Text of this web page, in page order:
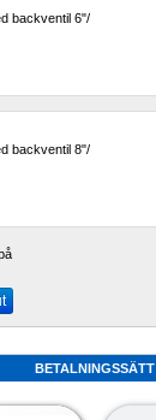
backventil 6"/
backventil 8"/
BETALNINGSSÄTT